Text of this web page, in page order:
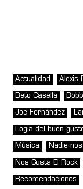
Actualidad Alexis
Beto Casella
Joe Fernández
Logia del buen
Música Nadie
Nos Gusta El Rock
Recomendaciones